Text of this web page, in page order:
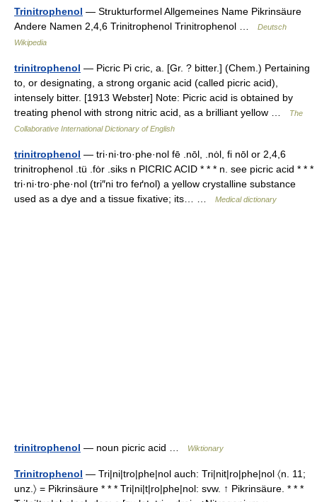
Trinitrophenol — Strukturformel Allgemeines Name Pikrinsäure
Andere Namen 2,4,6 Trinitrophenol Trinitrophenol …
Deutsch
Wikipedia
trinitrophenol — Picric Pi cric, a. [Gr. ? bitter.] (Chem.) Pertaining
to, or designating, a strong organic acid (called picric acid),
intensely bitter. [1913 Webster] Note: Picric acid is obtained by
treating phenol with strong nitric acid, as a brilliant yellow …
The
Collaborative International Dictionary of English
trinitrophenol — tri·ni·tro·phe·nol fē .nōl, .nȯl, fi nōl or 2,4,6
trinitrophenol .tü .fȯr .siks n PICRIC ACID * * * n. see picric acid * * *
tri·ni·tro·phe·nol (tri″ni tro feґnol) a yellow crystalline substance
used as a dye and a tissue fixative; its… …
Medical dictionary
trinitrophenol — noun picric acid … Wiktionary
Trinitrophenol — Tri|ni|tro|phe|nol auch: Tri|nit|ro|phe|nol 〈n. 11;
unz.〉 = Pikrinsäure * * * Tri|ni|t|ro|phe|nol: svw. ↑ Pikrinsäure. * * *